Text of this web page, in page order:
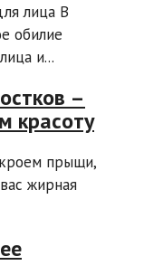
лица В
обилие
и...
–
красоту
прыщи,
жирная